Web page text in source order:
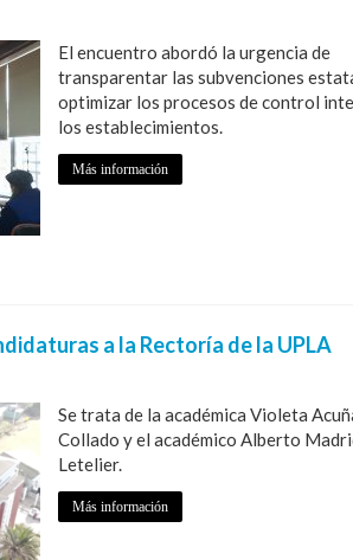
El encuentro abordó la urgencia de
transparentar las subvenciones
optimizar los procesos de control
los establecimientos.
Más información
a la Rectoría de la UPLA
Se trata de la académica Violeta
Collado y el académico Alberto
Letelier.
Más información